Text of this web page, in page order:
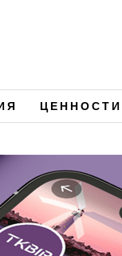
ЦЕННОСТИ